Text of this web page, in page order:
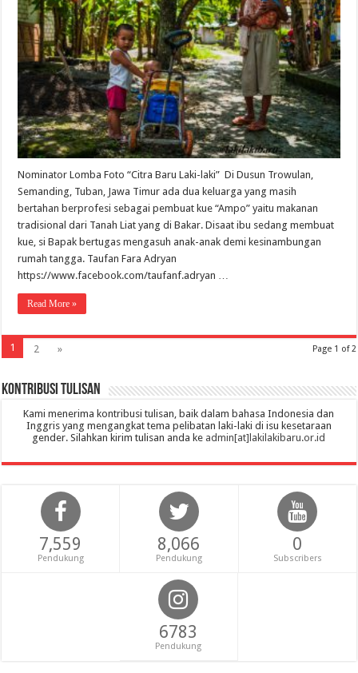
Nominator Lomba Foto “Citra Baru Laki-laki” Di Dusun Trowulan,
Semanding, Tuban, Jawa Timur ada dua keluarga yang masih
bertahan berprofesi sebagai pembuat kue “Ampo” yaitu makanan
tradisional dari Tanah Liat yang di Bakar. Disaat ibu sedang membuat
kue, si Bapak bertugas mengasuh anak-anak demi kesinambungan
rumah tangga. Taufan Fara Adryan
https://www.facebook.com/taufanf.adryan …
Read More »
Page 1 of 2
1 2 »
Kontribusi Tulisan
Kami menerima kontribusi tulisan, baik dalam bahasa Indonesia dan
Inggris yang mengangkat tema pelibatan laki-laki di isu kesetaraan
gender. Silahkan kirim tulisan anda ke admin[at]lakilakibaru.or.id
7,559
Pendukung
8,066
Pendukung
0
Subscribers
6783
Pendukung